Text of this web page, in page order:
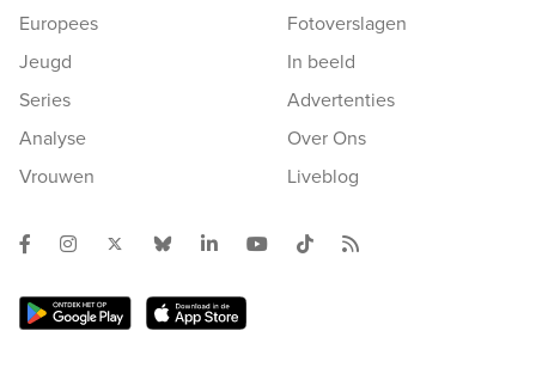
Europees
Jeugd
Series
Analyse
Vrouwen
Fotoverslagen
In beeld
Advertenties
Over Ons
Liveblog